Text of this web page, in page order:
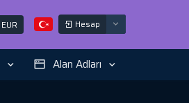
EUR Hesap
Alan Adları